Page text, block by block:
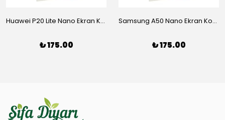
Huawei P20 Lite Nano Ekran Koruyucu
₺ 175.00
Samsung A50 Nano Ekran Koruyucu
₺ 175.00